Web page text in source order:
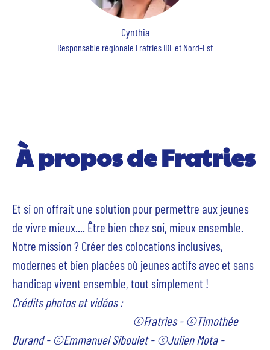
Cynthia
Responsable régionale Fratries IDF et Nord-Est
À propos de Fratries
Et si on offrait une solution pour permettre aux jeunes
de vivre mieux.... Être bien chez soi, mieux ensemble.
Notre mission ? Créer des colocations inclusives,
modernes et bien placées où jeunes actifs avec et sans
handicap vivent ensemble, tout simplement !
Crédits photos et vidéos :
©Fratries - ©Timothée
Durand - ©Emmanuel Siboulet - ©Julien Mota -